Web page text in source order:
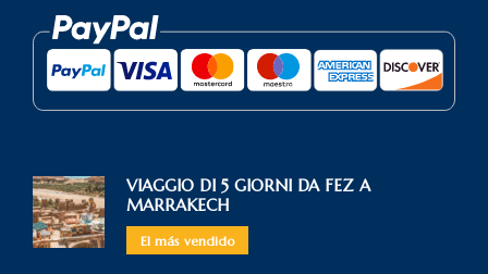
VIAGGIO DI 5 GIORNI DA FEZ A
MARRAKECH
El más vendido